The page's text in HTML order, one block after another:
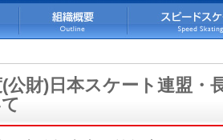
公財)日本スケート連盟・